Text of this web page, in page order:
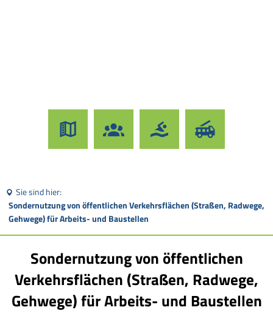
Sie sind hier:
Sondernutzung von öffentlichen Verkehrsflächen (Straßen, Radwege,
Gehwege) für Arbeits- und Baustellen
Sondernutzung von öffentlichen
Verkehrsflächen (Straßen, Radwege,
Gehwege) für Arbeits- und Baustellen